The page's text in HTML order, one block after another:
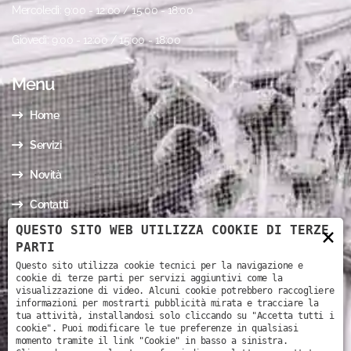
Mercoledì: 9:00 - 12:00 / 15:00 - 18:00
Giovedì: 9:00 - 12:00 / 15:00 - 18:00
Menu
Home
Servizi
Novità
Contatti
I nostri contatti
Via Mario Todeschini, 3 - 37126 - Verona (VR)
+39 330 39 16 73
legalstudiofaccinivr@gmail.com
×
QUESTO SITO WEB UTILIZZA COOKIE DI TERZE
PARTI
Questo sito utilizza cookie tecnici per la navigazione e
cookie di terze parti per servizi aggiuntivi come la
visualizzazione di video. Alcuni cookie potrebbero raccogliere
informazioni per mostrarti pubblicità mirata e tracciare la
tua attività, installandosi solo cliccando su "Accetta tutti i
cookie". Puoi modificare le tue preferenze in qualsiasi
momento tramite il link "Cookie" in basso a sinistra.